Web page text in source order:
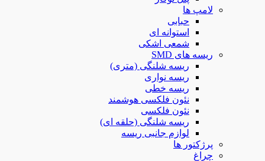
لامپ ها
حبابی
استوانه ای
شمعی اشکی
ریسه های SMD
ریسه شلنگی (متری)
ریسه نواری
ریسه خطی
نئون فلکسی هوشمند
نئون فلکسی
ریسه شلنگی (حلقه ای)
لوازم جانبی ریسه
پرژکتور ها
چراغ